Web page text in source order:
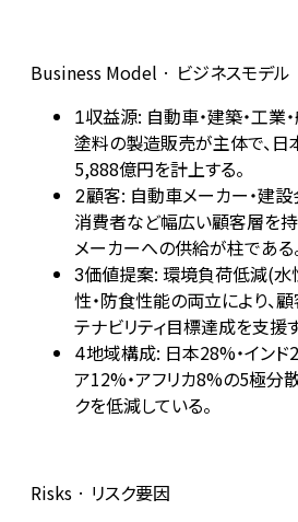
Business Model · ビジネスモデル
1収益源: 自動車・建築・工業
塗料の製造販売が主体で、日
5,888億円を計上する。
2顧客: 自動車メーカー・建設
消費者など幅広い顧客層を
メーカーへの供給が柱である
3価値提案: 環境負荷低減(水
性・防食性能の両立により、
テナビリティ目標達成を支援す
4地域構成: 日本28%・インド
ア12%・アフリカ8%の5極分
クを低減している。
Risks · リスク要因